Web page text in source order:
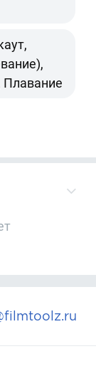
Плавание